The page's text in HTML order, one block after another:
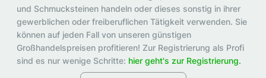
und Schmucksteinen handeln oder dieses sonstig in ihrer
gewerblichen oder freiberuflichen Tätigkeit verwenden. Sie
können auf jeden Fall von unseren günstigen
Großhandelspreisen profitieren! Zur Registrierung als Profi
sind es nur wenige Schritte: hier geht's zur Registrierung.